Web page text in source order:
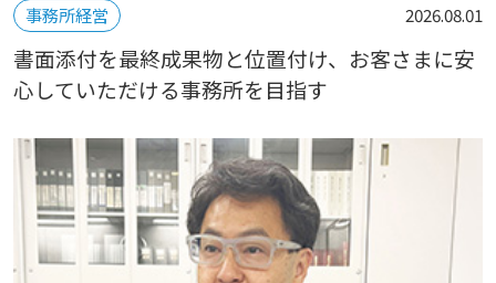
事務所経営 2026.08.01
書面添付を最終成果物と位置付け、お客さまに安
心していただける事務所を目指す